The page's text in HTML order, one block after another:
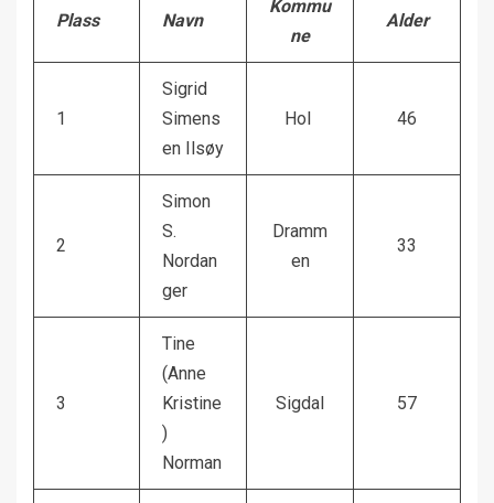
Plass Navn
Kommu
ne
Alder
1
Sigrid
Simens
en Ilsøy
Hol 46
2
Simon
S.
Nordan
ger
Dramm
en
33
3
Tine
(Anne
Kristine
)
Norman
Sigdal 57